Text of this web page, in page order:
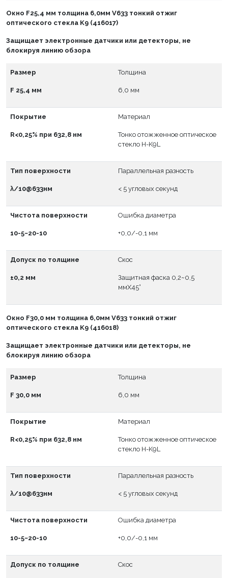
Окно F25,4 мм толщина 6,0мм V633 тонкий отжиг
оптического стекла K9 (416017)
Защищает электронные датчики или детекторы, не
блокируя линию обзора
Размер
F 25,4 мм
Толщина
6,0 мм
Покрытие
R<0,25% при 632,8 нм
Материал
Тонко отожженное оптическое
стекло H-K9L
Тип поверхности
λ/10@633нм
Параллельная разность
< 5 угловых секунд
Чистота поверхности
10-5~20-10
Ошибка диаметра
+0,0/-0,1 мм
Допуск по толщине
±0,2 мм
Скос
Защитная фаска 0,2~0,5
ммX45°
Окно F30,0 мм толщина 6,0мм V633 тонкий отжиг
оптического стекла K9 (416018)
Защищает электронные датчики или детекторы, не
блокируя линию обзора
Размер
F 30,0 мм
Толщина
6,0 мм
Покрытие
R<0,25% при 632,8 нм
Материал
Тонко отожженное оптическое
стекло H-K9L
Тип поверхности
λ/10@633нм
Параллельная разность
< 5 угловых секунд
Чистота поверхности
10-5~20-10
Ошибка диаметра
+0,0/-0,1 мм
Допуск по толщине Скос